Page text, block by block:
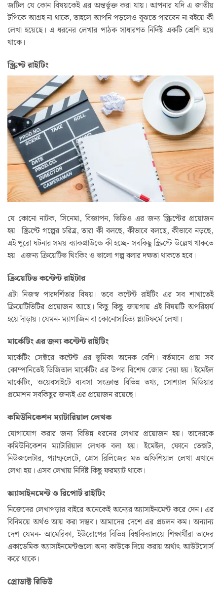
জটিল যে কোন বিষয়কেই এর অন্তর্ভুক্ত করা যায়। আপনার যদি এ জাতীয়
টপিকে আগ্রহ না থাকে, তাহলে আপনি পড়লেও বুঝতে পারবেন না বইয়ে কী
লেখা হয়েছে। এ ধরনের লেখার পাঠক সাধারণত নির্দিষ্ট একটি শ্রেণি হয়ে
থাকে।
স্ক্রিপ্ট রাইটিং
যে কোনো নাটক, সিনেমা, বিজ্ঞাপন, ভিডিও এর জন্য স্ক্রিপ্টের প্রয়োজন
হয়। স্ক্রিপ্টে গল্পের চরিত্র, তারা কী বলছে, কীভাবে বলছে, কীভাবে নড়ছে,
এই পুরো ঘটনার সময় ব্যাকগ্রাউন্ডে কী হচ্ছে- সবকিছু স্ক্রিপ্টে উল্লেখ থাকতে
হয়। এজন্য ক্রিয়েটিভ থিংকিং ও ভালো গল্প বলার দক্ষতা থাকতে হবে।
ক্রিয়েটিভ কন্টেন্ট রাইটার
এটা নিজস্ব পারদর্শিতার বিষয়। তবে কন্টেন্ট রাইটিং এর সব শাখাতেই
ক্রিয়েটিভিটির প্রয়োজন আছে। কিছু কিছু জায়গায় এই বিষয়টি অপরিহার্য
হয়ে দাঁড়ায়। যেমন- ম্যাগাজিন বা কোনোসাহিত্য প্ল্যাটফর্মে লেখা।
মার্কেটিং এর জন্য কন্টেন্ট রাইটিং
মার্কেটিং সেক্টরে কন্টেন্ট এর ভূমিকা অনেক বেশি। বর্তমানে প্রায় সব
কোম্পানিতেই ডিজিতাল মার্কেটিং এর উপর বিশেষ জোর দেয়া হয়। ইমেইল
মার্কেটিং, ওয়েবসাইটে ব্যবসা সংক্রান্ত বিভিন্ন তথ্য, সোশ্যাল মিডিয়ার
প্রমোশন সবকিছুর জন্যই এর প্রয়োজন রয়েছে।
কমিউনিকেশন ম্যাটারিয়াল লেখক
যোগাযোগ করার জন্য বিভিন্ন ধরনের লেখার প্রয়োজন হয়। তাদেরকে
কমিউনিকেশন ম্যাটারিয়াল লেখক বলা হয়। ইমেইল, ফোনে তেক্সট,
নিউজলেটার, প্যাম্ফলেটে, প্রেস রিলিজের মত অফিশিয়াল লেখা এখানে
লেখা হয়। এসব লেখায় নির্দিষ্ট কিছু ফরম্যাট থাকে।
অ্যাসাইনমেন্ট ও রিপোর্ট রাইটিং
নিজেদের লেখাপড়ার বাইরে অনেকেই অন্যের অ্যাসাইনমেন্ট করে দেন। এর
বিনিময়ে অর্থও আয় করা সম্ভব। আমাদের দেশে এর প্রচলন কম। অন্যান্য
দেশ যেমন- আমেরিকা, ইউরোপের বিভিন্ন বিশ্ববিদ্যালয়ে শিক্ষার্থীরা তাদের
একাডেমিক অ্যাসাইনমেন্টগুলো অন্য কাউকে দিয়ে করায় অর্থাৎ আউটসোর্স
করে থাকে।
প্রোডাক্ট রিভিউ